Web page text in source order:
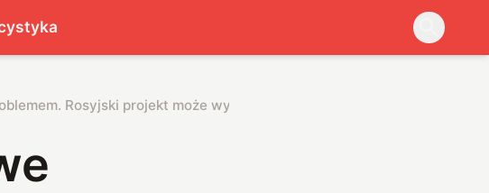
Rosyjski projekt może wywrócić energetykę do góry nogami